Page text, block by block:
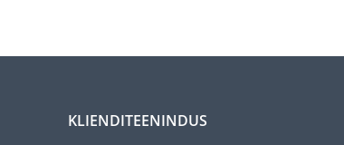
KLIENDITEENINDUS